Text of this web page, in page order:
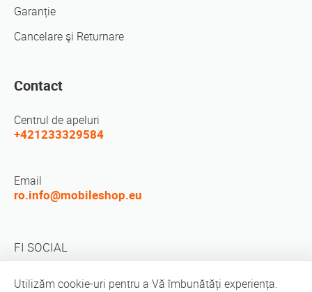
Garanție
Cancelare şi Returnare
Contact
Centrul de apeluri
+421233329584
Email
ro.info@mobileshop.eu
FI SOCIAL
Utilizăm cookie-uri pentru a Vă îmbunătăți experiența.